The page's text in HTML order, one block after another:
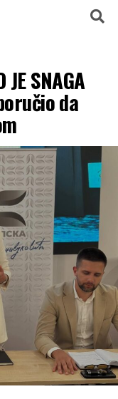
JE SNAGA
da